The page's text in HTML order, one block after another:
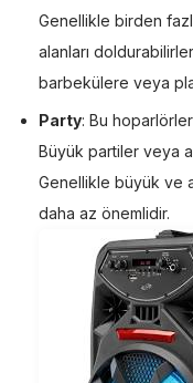
Genellikle birden
alanları
barbekülere veya
Party: Bu
Büyük partiler veya
Genellikle büyük ve
daha az önemlidir.